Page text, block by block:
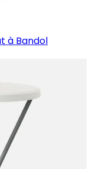
à Bandol